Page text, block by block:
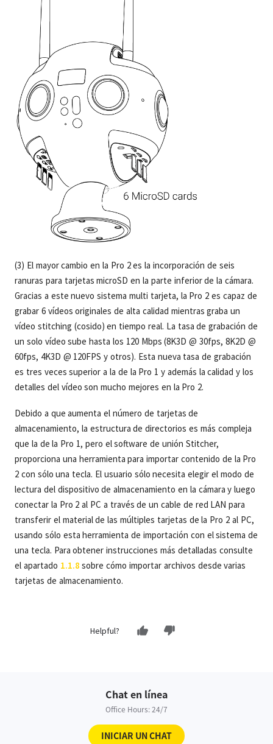
(3) El mayor cambio en la Pro 2 es la incorporación de seis
ranuras para tarjetas microSD en la parte inferior de la cámara.
Gracias a este nuevo sistema multi tarjeta, la Pro 2 es capaz de
grabar 6 vídeos originales de alta calidad mientras graba un
vídeo stitching (cosido) en tiempo real. La tasa de grabación de
un solo vídeo sube hasta los 120 Mbps (8K3D @ 30fps, 8K2D @
60fps, 4K3D @ 120FPS y otros). Esta nueva tasa de grabación
es tres veces superior a la de la Pro 1 y además la calidad y los
detalles del vídeo son mucho mejores en la Pro 2.
Debido a que aumenta el número de tarjetas de
almacenamiento, la estructura de directorios es más compleja
que la de la Pro 1, pero el software de unión Stitcher,
proporciona una herramienta para importar contenido de la Pro
2 con sólo una tecla. El usuario sólo necesita elegir el modo de
lectura del dispositivo de almacenamiento en la cámara y luego
conectar la Pro 2 al PC a través de un cable de red LAN para
transferir el material de las múltiples tarjetas de la Pro 2 al PC,
usando sólo esta herramienta de importación con el sistema de
una tecla. Para obtener instrucciones más detalladas consulte
el apartado 1.1.8 sobre cómo importar archivos desde varias
tarjetas de almacenamiento.
Helpful?
Chat en línea
Office Hours: 24/7
INICIAR UN CHAT